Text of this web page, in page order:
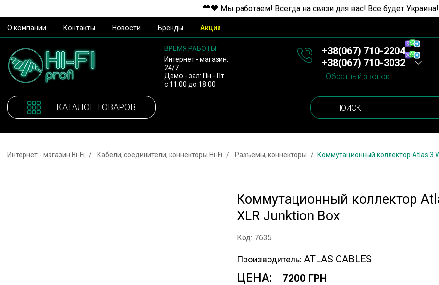
💛💙 Мы работаем! Всегда на связи для вас! Все будет
О компании Контакты Новости Бренды Акции
ВРЕМЯ РАБОТЫ:
Интернет - магазин:
24/7
Демо - зал: Пн - Пт
с 11:00 до 18:00
+38(067) 710-2204
+38(067) 710-3032
Обратный звонок
КАТАЛОГ ТОВАРОВ
Интернет - магазин Hi-Fi Кабели, соединители, коннекторы Hi-Fi Разъемы, коннекторы Коммутационный коллектор Atlas 3
Коммутационный коллектор
XLR Junktion Box
Код: 7635
Производитель: ATLAS CABLES
ЦЕНА: 7200 ГРН